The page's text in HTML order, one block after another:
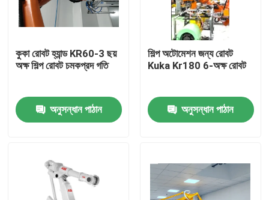
কুকা রোবট হ্যান্ড KR60-3 ছয়
অক্ষ শিল্প রোবট চমকপ্রদ গতি
অনুসন্ধান পাঠান
শিল্প অটোমেশন জন্য রোবট
Kuka Kr180 6-অক্ষ রোবট
অনুসন্ধান পাঠান